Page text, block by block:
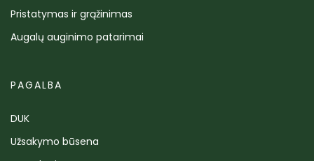
Pristatymas ir grąžinimas
Augalų auginimo patarimai
PAGALBA
DUK
Užsakymo būsena